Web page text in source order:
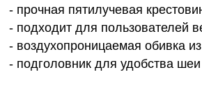
- прочная пятилучевая
- подходит для пользователей
- воздухопроницаемая обивка из
- подголовник для удобства